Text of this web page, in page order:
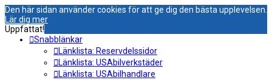
Den här sidan använder cookies för att ge dig den bästa upplevelsen.
Lär dig mer
Uppfattat!
Snabblänkar
Länklista: Reservdelssidor
Länklista: USAbilverkstäder
Länklista: USAbilhandlare